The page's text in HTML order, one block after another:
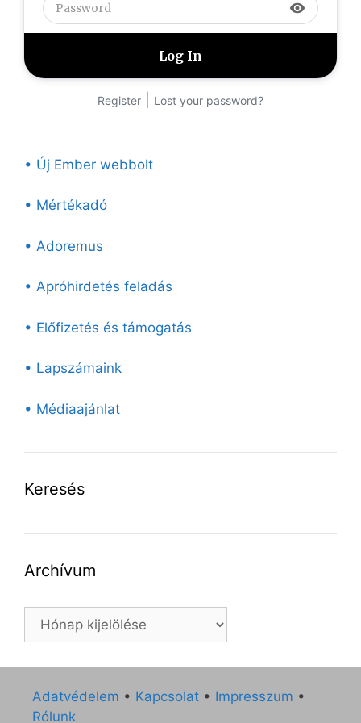
visibility
Register Lost your password?
• Új Ember webbolt
• Mértékadó
• Adoremus
• Apróhirdetés feladás
• Előfizetés és támogatás
• Lapszámaink
• Médiaajánlat
Keresés
Archívum
Archívum
Adatvédelem • Kapcsolat • Impresszum •
Rólunk